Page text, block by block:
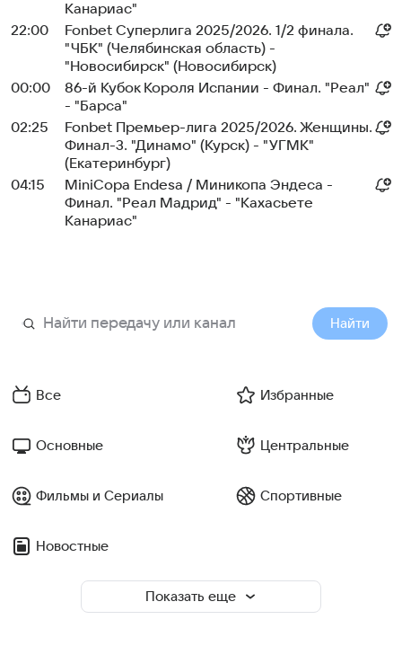
Канариас"
22:00
Fonbet Суперлига 2025/2026. 1/2 финала.
"ЧБК" (Челябинская область) -
"Новосибирск" (Новосибирск)
00:00
86-й Кубок Короля Испании - Финал. "Реал"
- "Барса"
02:25
Fonbet Премьер-лига 2025/2026. Женщины.
Финал-3. "Динамо" (Курск) - "УГМК"
(Екатеринбург)
04:15
MiniCopa Endesa / Миникопа Эндеса -
Финал. "Реал Мадрид" - "Кахасьете
Канариас"
Найти
Все Избранные
Основные Центральные
Фильмы и Сериалы Спортивные
Новостные
Показать еще